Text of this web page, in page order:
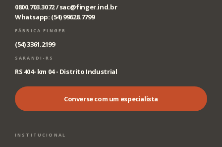
0800.703.3072 /sac@finger.ind.br
Whatsapp: (54) 99628.7799
FÁBRICA FINGER
(54) 3361.2199
SARANDI-RS
RS 404- km 04 - Distrito Industrial
Converse com um especialista
INSTITUCIONAL